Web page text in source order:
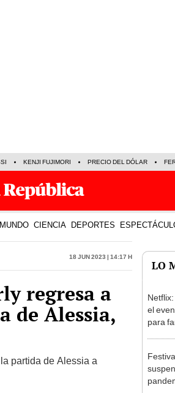
KENJI FUJIMORI PRECIO DEL DÓLAR
MUNDO CIENCIA DEPORTES
18 Jun 2023 | 14:17 h
regresa a
de Alessia,
partida de Alessia a
LO
el
para